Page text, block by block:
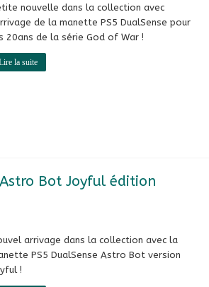
nouvelle dans la collection avec
de la manette PS5 DualSense pour
20ans de la série God of War !
la suite
Bot Joyful édition
arrivage dans la collection avec la
PS5 DualSense Astro Bot version
!